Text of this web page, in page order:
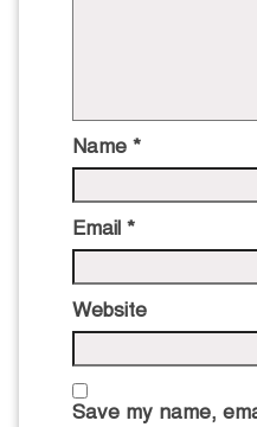
Name *
Email *
Website
Save my name,